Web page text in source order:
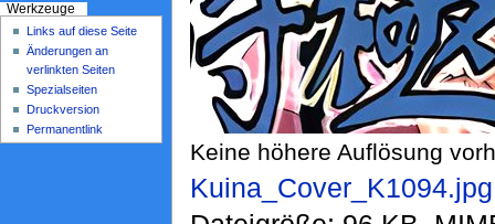
Keine höhere Auflösung
Kuina_Cover_K1094.jpg
Werkzeuge
Links auf diese Seite
Änderungen an
verlinkten Seiten
Spezialseiten
Druckversion
Permanentlink